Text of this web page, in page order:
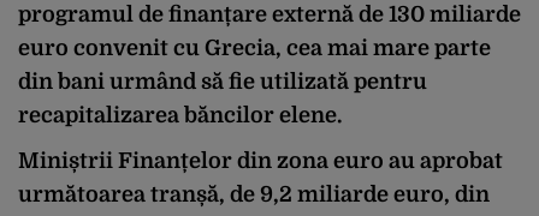
programul de finanțare externă de 130 miliarde
euro convenit cu Grecia, cea mai mare parte
din bani urmând să fie utilizată pentru
recapitalizarea băncilor elene.
Miniștrii Finanțelor din zona euro au aprobat
următoarea tranșă, de 9,2 miliarde euro, din